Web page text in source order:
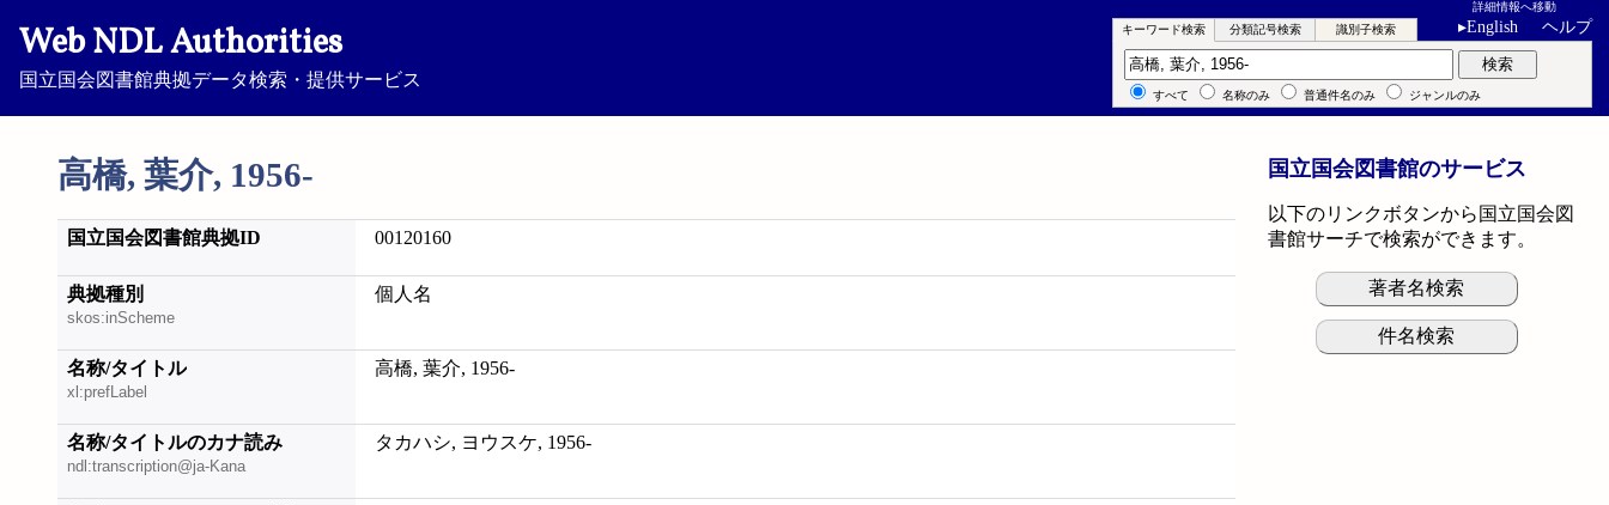
Web NDL Authorities
国立国会図書館典拠データ検索・提供サービス
詳細情報へ移動
▸English ヘルプ
高橋, 葉介, 1956-
キーワード検索 分類記号検索 識別子検索
キーワード検索 検索
すべて 名称のみ 普通件名のみ ジャンルのみ
国立国会図書館典拠ID 00120160
典拠種別
skos:inScheme
個人名
名称/タイトル
xl:prefLabel
高橋, 葉介, 1956-
名称/タイトルのカナ読み
ndl:transcription@ja-Kana
タカハシ, ヨウスケ, 1956-
国立国会図書館のサービス
以下のリンクボタンから国立国会図
書館サーチで検索ができます。
著者名検索
件名検索